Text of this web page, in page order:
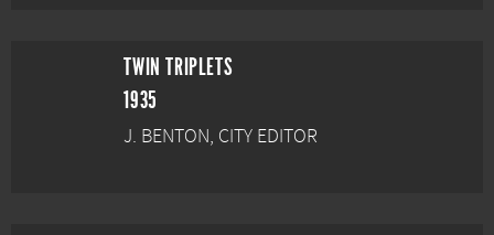
TWIN TRIPLETS
1935
J. BENTON, CITY EDITOR